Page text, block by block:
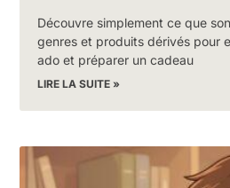
Découvre simplement ce que
genres et produits dérivés pour
ado et préparer un cadeau
LIRE LA SUITE »